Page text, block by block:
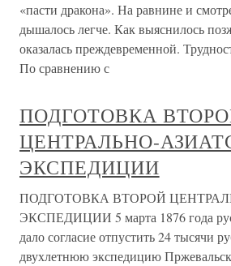
«пасти дракона». На равнине и
дышалось легче. Как выяснилось
оказалась преждевременной.
По сравнению с
ПОДГОТОВКА
ЦЕНТРАЛЬНО-
ЭКСПЕДИЦИИ
ПОДГОТОВКА ВТОРОЙ
ЭКСПЕДИЦИИ 5 марта 1876 года
дало согласие отпустить 24 тысячи
двухлетнюю экспедицию